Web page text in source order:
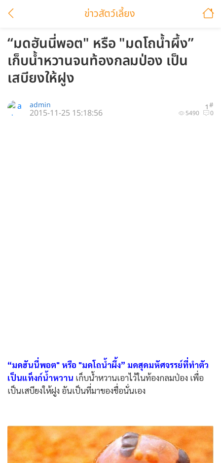
ข่าวสัตว์เลี้ยง
“มดฮันนี่พอต" หรือ "มดโถน้ำผึ้ง”
เก็บน้ำหวานจนท้องกลมป่อง เป็น
เสบียงให้ฝูง
1#
admin
5490 0
2015-11-25 15:18:56
“มดฮันนี่พอต" หรือ "มดโถน้ำผึ้ง” มดสุดมหัศจรรย์ที่ทำตัว
เป็นแท็งก์น้ำหวาน เก็บน้ำหวานเอาไว้ในท้องกลมป่อง เพื่อ
เป็นเสบียงให้ฝูง อันเป็นที่มาของชื่อนั่นเอง